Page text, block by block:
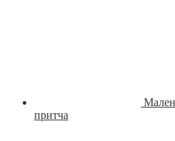
притча